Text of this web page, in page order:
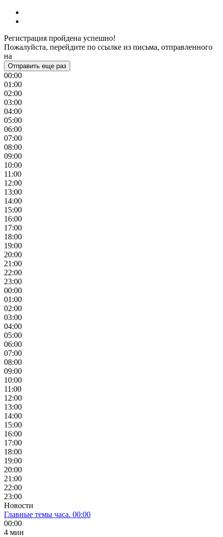
Регистрация пройдена успешно!
Пожалуйста, перейдите по ссылке из письма, отправленного
на
Отправить еще раз
00:00
01:00
02:00
03:00
04:00
05:00
06:00
07:00
08:00
09:00
10:00
11:00
12:00
13:00
14:00
15:00
16:00
17:00
18:00
19:00
20:00
21:00
22:00
23:00
00:00
01:00
02:00
03:00
04:00
05:00
06:00
07:00
08:00
09:00
10:00
11:00
12:00
13:00
14:00
15:00
16:00
17:00
18:00
19:00
20:00
21:00
22:00
23:00
Новости
Главные темы часа. 00:00
00:00
4 мин